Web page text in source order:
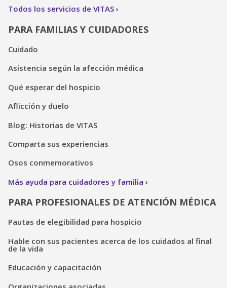
Todos los servicios de VITAS
PARA FAMILIAS Y CUIDADORES
Cuidado
Asistencia según la afección médica
Qué esperar del hospicio
Aflicción y duelo
Blog: Historias de VITAS
Comparta sus experiencias
Osos conmemorativos
Más ayuda para cuidadores y familia
PARA PROFESIONALES DE ATENCIÓN MÉDICA
Pautas de elegibilidad para hospicio
Hable con sus pacientes acerca de los cuidados al final
de la vida
Educación y capacitación